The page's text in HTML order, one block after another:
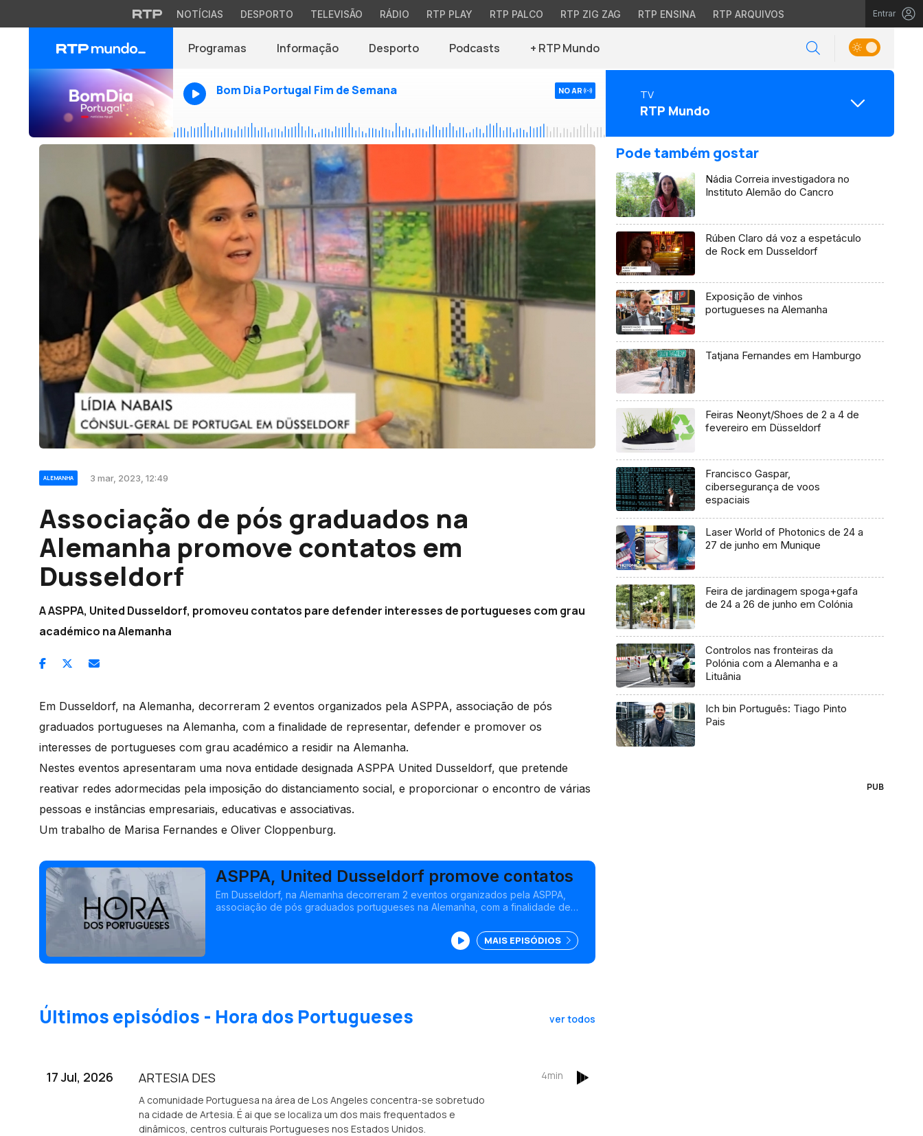
NOTÍCIAS DESPORTO TELEVISÃO RÁDIO RTP PLAY RTP PALCO RTP ZIG ZAG RTP ENSINA RTP ARQUIVOS Entrar
Programas Informação Desporto Podcasts + RTP Mundo
Bom Dia Portugal Fim de Semana NO AR TV
RTP Mundo
ALEMANHA 3 mar, 2023, 12:49
Associação de pós graduados na
Alemanha promove contatos em
Dusseldorf
A ASPPA, United Dusseldorf, promoveu contatos pare defender interesses de portugueses com grau
académico na Alemanha
Em Dusseldorf, na Alemanha, decorreram 2 eventos organizados pela ASPPA, associação de pós
graduados portugueses na Alemanha, com a finalidade de representar, defender e promover os
interesses de portugueses com grau académico a residir na Alemanha.
Nestes eventos apresentaram uma nova entidade designada ASPPA United Dusseldorf, que pretende
reativar redes adormecidas pela imposição do distanciamento social, e proporcionar o encontro de várias
pessoas e instâncias empresariais, educativas e associativas.
Um trabalho de Marisa Fernandes e Oliver Cloppenburg.
ASPPA, United Dusseldorf promove contatos
Em Dusseldorf, na Alemanha decorreram 2 eventos organizados pela ASPPA,
associação de pós graduados portugueses na Alemanha, com a finalidade de
MAIS EPISÓDIOS
Últimos episódios - Hora dos Portugueses ver todos
17 Jul, 2026 ARTESIA DES
A comunidade Portuguesa na área de Los Angeles concentra-se sobretudo
na cidade de Artesia. É ai que se localiza um dos mais frequentados e
dinâmicos, centros culturais Portugueses nos Estados Unidos.
4min
Pode também gostar
Nádia Correia investigadora no
Instituto Alemão do Cancro
Rúben Claro dá voz a espetáculo
de Rock em Dusseldorf
Exposição de vinhos
portugueses na Alemanha
Tatjana Fernandes em Hamburgo
Feiras Neonyt/Shoes de 2 a 4 de
fevereiro em Düsseldorf
Francisco Gaspar,
cibersegurança de voos
espaciais
Laser World of Photonics de 24 a
27 de junho em Munique
Feira de jardinagem spoga+gafa
de 24 a 26 de junho em Colónia
Controlos nas fronteiras da
Polónia com a Alemanha e a
Lituânia
Ich bin Português: Tiago Pinto
Pais
PUB